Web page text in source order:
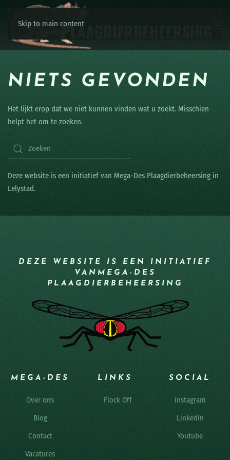
Skip to main content
NIETS GEVONDEN
Het lijkt erop dat we niet kunnen vinden wat u zoekt. Misschien
helpt het om te zoeken.
Deze website is een initiatief van Mega-Des Plaagdierbeheersing in
Lelystad.
DEZE WEBSITE IS EEN INITIATIEF
VAN MEGA-DES
PLAAGDIERBEHEERSING
MEGA-DES
Over ons
Blog
Contact
Vacatures
LINKS
Flock Off
SOCIAL
Instagram
LinkedIn
Youtube